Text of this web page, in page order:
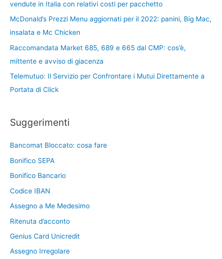
vendute in Italia con relativi costi per pacchetto
McDonald’s Prezzi Menu aggiornati per il 2022: panini, Big Mac,
insalata e Mc Chicken
Raccomandata Market 685, 689 e 665 dal CMP: cos’è,
mittente e avviso di giacenza
Telemutuo: Il Servizio per Confrontare i Mutui Direttamente a
Portata di Click
Suggerimenti
Bancomat Bloccato: cosa fare
Bonifico SEPA
Bonifico Bancario
Codice IBAN
Assegno a Me Medesimo
Ritenuta d’acconto
Genius Card Unicredit
Assegno Irregolare